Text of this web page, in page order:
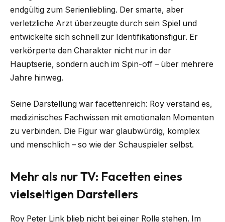
endgültig zum Serienliebling. Der smarte, aber
verletzliche Arzt überzeugte durch sein Spiel und
entwickelte sich schnell zur Identifikationsfigur. Er
verkörperte den Charakter nicht nur in der
Hauptserie, sondern auch im Spin-off – über mehrere
Jahre hinweg.
Seine Darstellung war facettenreich: Roy verstand es,
medizinisches Fachwissen mit emotionalen Momenten
zu verbinden. Die Figur war glaubwürdig, komplex
und menschlich – so wie der Schauspieler selbst.
Mehr als nur TV: Facetten eines
vielseitigen Darstellers
Roy Peter Link blieb nicht bei einer Rolle stehen. Im